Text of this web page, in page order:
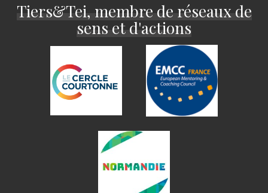
Tiers&Tei, membre de réseaux de
sens et d'actions